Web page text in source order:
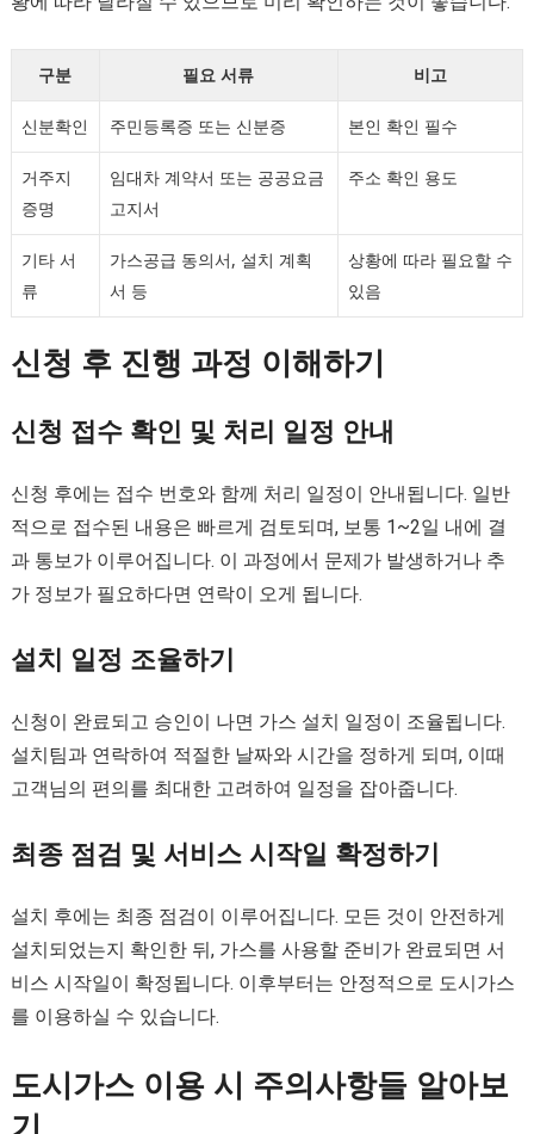
구분 필요 서류 비고
신분확인 주민등록증 또는 신분증 본인 확인 필수
거주지
증명
임대차 계약서 또는 공공요금
고지서
주소 확인 용도
기타 서
류
가스공급 동의서, 설치 계획
서 등
상황에 따라 필요할 수
있음
신청 후 진행 과정 이해하기
신청 접수 확인 및 처리 일정 안내
신청 후에는 접수 번호와 함께 처리 일정이 안내됩니다. 일반
적으로 접수된 내용은 빠르게 검토되며, 보통 1~2일 내에 결
과 통보가 이루어집니다. 이 과정에서 문제가 발생하거나 추
가 정보가 필요하다면 연락이 오게 됩니다.
설치 일정 조율하기
신청이 완료되고 승인이 나면 가스 설치 일정이 조율됩니다.
설치팀과 연락하여 적절한 날짜와 시간을 정하게 되며, 이때
고객님의 편의를 최대한 고려하여 일정을 잡아줍니다.
최종 점검 및 서비스 시작일 확정하기
설치 후에는 최종 점검이 이루어집니다. 모든 것이 안전하게
설치되었는지 확인한 뒤, 가스를 사용할 준비가 완료되면 서
비스 시작일이 확정됩니다. 이후부터는 안정적으로 도시가스
를 이용하실 수 있습니다.
도시가스 이용 시 주의사항들 알아보